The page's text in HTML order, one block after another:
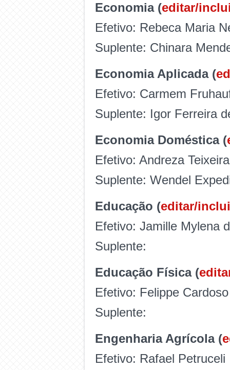
Economia (editar/
Efetivo: Rebeca Maria
Suplente: Chinara
Economia Aplicada (
Efetivo: Carmem
Suplente: Igor Ferreira
Economia Doméstica (
Efetivo: Andreza
Suplente: Wendel
Educação (editar/
Efetivo: Jamille Mylena
Suplente:
Educação Física (
Efetivo: Felippe Cardoso
Suplente:
Engenharia Agrícola (
Efetivo: Rafael Petruceli